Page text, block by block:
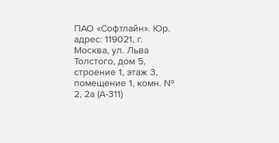
ПАО «Софтлайн». Юр.
адрес: 119021, г.
Москва, ул. Льва
Толстого, дом 5,
строение 1, этаж 3,
помещение 1, комн. №
2, 2а (А-311)